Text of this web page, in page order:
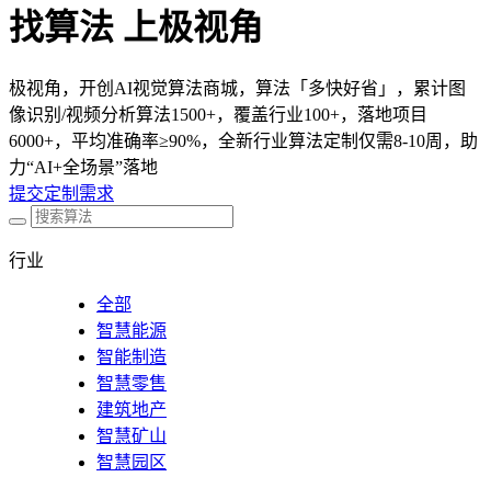
找算法 上极视角
极视角，开创AI视觉算法商城，算法「多快好省」，累计图
像识别/视频分析算法1500+，覆盖行业100+，落地项目
6000+，平均准确率≥90%，全新行业算法定制仅需8-10周，助
力“AI+全场景”落地
提交定制需求
行业
全部
智慧能源
智能制造
智慧零售
建筑地产
智慧矿山
智慧园区